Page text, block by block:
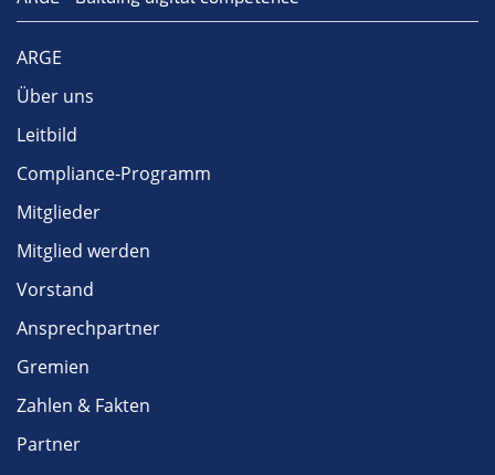
ARGE
Über uns
Leitbild
Compliance-Programm
Mitglieder
Mitglied werden
Vorstand
Ansprechpartner
Gremien
Zahlen & Fakten
Partner